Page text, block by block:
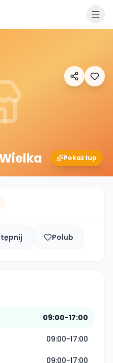
Pokaż łup
Polub
09:00-17:00
09:00-17:00
09:00-17:00